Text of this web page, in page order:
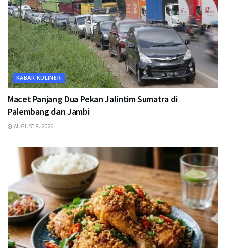
KABAR KULINER
Macet Panjang Dua Pekan Jalintim Sumatra di
Palembang dan Jambi
AUGUST 8, 2026